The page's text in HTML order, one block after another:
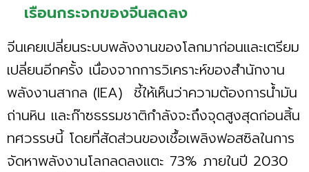
เรือนกระจกของจีนลดลง
จีนเคยเปลี่ยนระบบพลังงานของโลกมาก่อนและเตรียม
เปลี่ยนอีกครั้ง เนื่องจากการวิเคราะห์ของสำนักงาน
พลังงานสากล (IEA) ชี้ให้เห็นว่าความต้องการน้ำมัน
ถ่านหิน และก๊าซธรรมชาติกำลังจะถึงจุดสูงสุดก่อนสิ้น
ทศวรรษนี้ โดยที่สัดส่วนของเชื้อเพลิงฟอสซิลในการ
จัดหาพลังงานโลกลดลงแตะ 73% ภายในปี 2030